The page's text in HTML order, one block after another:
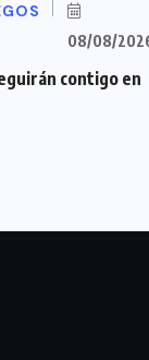
08/08/
contigo en